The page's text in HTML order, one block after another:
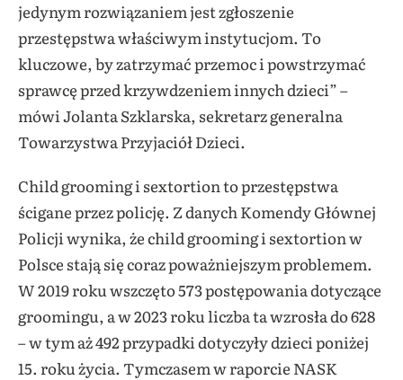
jedynym rozwiązaniem jest zgłoszenie
przestępstwa właściwym instytucjom. To
kluczowe, by zatrzymać przemoc i powstrzymać
sprawcę przed krzywdzeniem innych dzieci” –
mówi Jolanta Szklarska, sekretarz generalna
Towarzystwa Przyjaciół Dzieci.
Child grooming i sextortion to przestępstwa
ścigane przez policję. Z danych Komendy Głównej
Policji wynika, że child grooming i sextortion w
Polsce stają się coraz poważniejszym problemem.
W 2019 roku wszczęto 573 postępowania dotyczące
groomingu, a w 2023 roku liczba ta wzrosła do 628
– w tym aż 492 przypadki dotyczyły dzieci poniżej
15. roku życia. Tymczasem w raporcie NASK